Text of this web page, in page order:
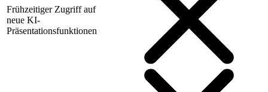
Frühzeitiger Zugriff auf
neue KI-
Präsentationsfunktionen